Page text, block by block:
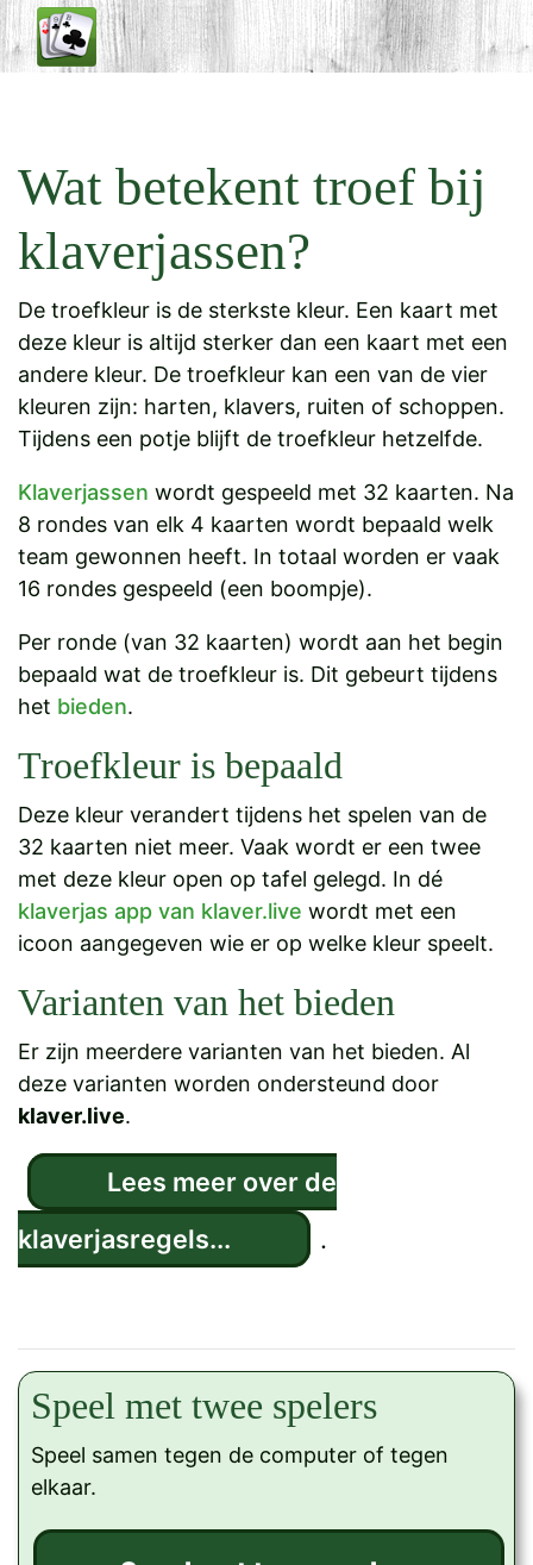
Wat betekent troef bij
klaverjassen?
De troefkleur is de sterkste kleur. Een kaart met
deze kleur is altijd sterker dan een kaart met een
andere kleur. De troefkleur kan een van de vier
kleuren zijn: harten, klavers, ruiten of schoppen.
Tijdens een potje blijft de troefkleur hetzelfde.
Klaverjassen wordt gespeeld met 32 kaarten. Na
8 rondes van elk 4 kaarten wordt bepaald welk
team gewonnen heeft. In totaal worden er vaak
16 rondes gespeeld (een boompje).
Per ronde (van 32 kaarten) wordt aan het begin
bepaald wat de troefkleur is. Dit gebeurt tijdens
het bieden.
Troefkleur is bepaald
Deze kleur verandert tijdens het spelen van de
32 kaarten niet meer. Vaak wordt er een twee
met deze kleur open op tafel gelegd. In dé
klaverjas app van klaver.live wordt met een
icoon aangegeven wie er op welke kleur speelt.
Varianten van het bieden
Er zijn meerdere varianten van het bieden. Al
deze varianten worden ondersteund door
klaver.live.
Lees meer over de
klaverjasregels...
.
Speel met twee spelers
Speel samen tegen de computer of tegen
elkaar.